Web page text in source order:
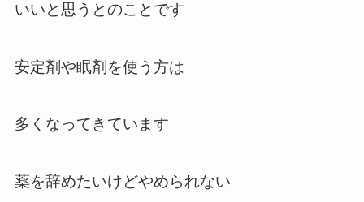
いいと思うとのことです
安定剤や眠剤を使う方は
多くなってきています
薬を辞めたいけどやめられない